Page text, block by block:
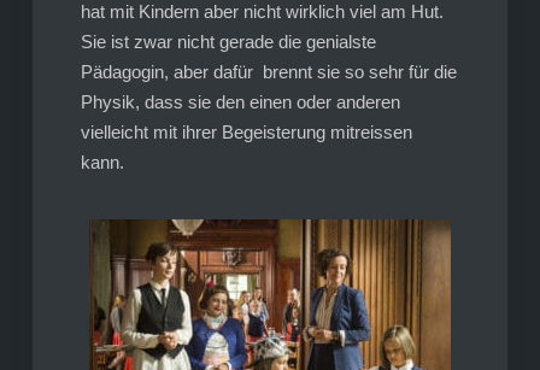
hat mit Kindern aber nicht wirklich viel am Hut.
Sie ist zwar nicht gerade die genialste
Pädagogin, aber dafür brennt sie so sehr für die
Physik, dass sie den einen oder anderen
vielleicht mit ihrer Begeisterung mitreissen
kann.